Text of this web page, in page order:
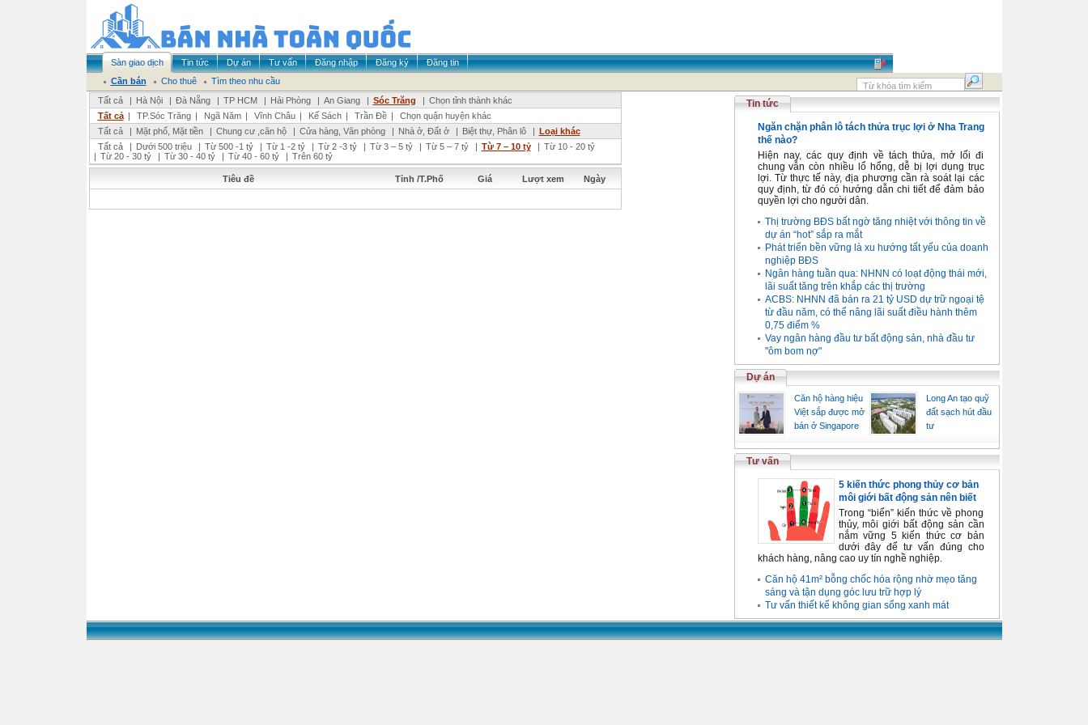
Sàn giao dịch Tin tức Dự án Tư vấn Đăng nhập Đăng ký
Đăng tin
Cần bán
Cho thuê
Tìm theo nhu cầu
Tất cả
| Hà Nội | Đà Nẵng | TP HCM | Hải Phòng | An Giang | Sóc Trăng | Chọn tỉnh thành khác
Tất cả | TP.Sóc Trăng | Ngã Năm | Vĩnh Châu | Kế Sách | Trần Đề |
Chọn quận huyện khác
Tất cả
| Mặt phố, Mặt tiền | Chung cư ,căn hộ | Cửa hàng, Văn phòng | Nhà ở, Đất ở | Biệt thự, Phân lô | Loại khác
Tất cả
| Dưới 500 triệu | Từ 500 -1 tỷ | Từ 1 -2 tỷ | Từ 2 -3 tỷ | Từ 3 – 5 tỷ | Từ 5 – 7 tỷ | Từ 7 – 10 tỷ | Từ 10 - 20 tỷ
| Từ 20 - 30 tỷ | Từ 30 - 40 tỷ | Từ 40 - 60 tỷ | Trên 60 tỷ
Tiêu đề Tỉnh /T.Phố Giá Lượt xem Ngày
Tin tức
Ngăn chặn phân lô tách thửa trục lợi ở Nha Trang
thế nào?
Hiện nay, các quy định về tách thửa, mở lối đi
chung vẫn còn nhiều lổ hổng, dễ bị lợi dụng trục
lợi. Từ thực tế này, địa phương cần rà soát lại các
quy định, từ đó có hướng dẫn chi tiết để đảm bảo
quyền lợi cho người dân.
Thị trường BĐS bất ngờ tăng nhiệt với thông tin về
dự án “hot” sắp ra mắt
Phát triển bền vững là xu hướng tất yếu của doanh
nghiệp BĐS
Ngân hàng tuần qua: NHNN có loạt động thái mới,
lãi suất tăng trên khắp các thị trường
ACBS: NHNN đã bán ra 21 tỷ USD dự trữ ngoại tệ
từ đầu năm, có thể nâng lãi suất điều hành thêm
0,75 điểm %
Vay ngân hàng đầu tư bất động sản, nhà đầu tư
"ôm bom nợ"
Dự án
Căn hộ hàng hiệu
Việt sắp được mở
bán ở Singapore
Long An tạo quỹ
đất sạch hút đầu
tư
Tư vấn
5 kiến thức phong thủy cơ bản
môi giới bất động sản nên biết
Trong “biển” kiến thức về phong
thủy, môi giới bất động sản cần
nắm vững 5 kiến thức cơ bản
dưới đây để tư vấn đúng cho
khách hàng, nâng cao uy tín nghề nghiệp.
Căn hộ 41m² bỗng chốc hóa rộng nhờ mẹo tăng
sáng và tận dụng góc lưu trữ hợp lý
Tư vấn thiết kế không gian sống xanh mát